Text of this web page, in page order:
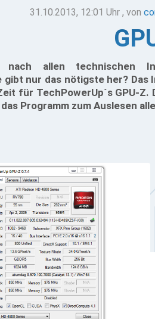
31.10.2013, 12:01 Uhr , von
allen technischen
nur das nötigste her?
für TechPowerUp´s GPU-
Programm zum Auslesen